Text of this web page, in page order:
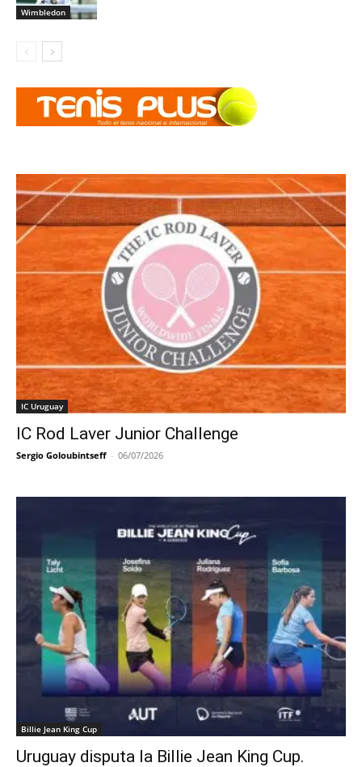
Wimbledon
IC Uruguay
IC Rod Laver Junior Challenge
Sergio Goloubintseff - 06/07/2026
Billie Jean King Cup
Uruguay disputa la Billie Jean King Cup.